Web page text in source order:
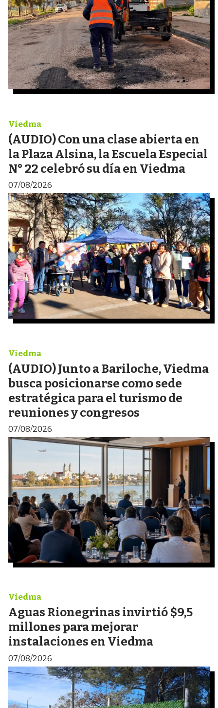
(AUDIO) Con una clase abierta en
la Plaza Alsina, la Escuela Especial
N° 22 celebró su día en Viedma
Viedma
07/08/2026
(AUDIO) Junto a Bariloche, Viedma
busca posicionarse como sede
estratégica para el turismo de
reuniones y congresos
Viedma
07/08/2026
Aguas Rionegrinas invirtió $9,5
millones para mejorar
instalaciones en Viedma
Viedma
07/08/2026